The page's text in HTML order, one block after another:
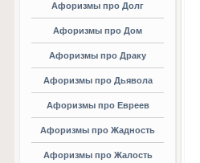
Афоризмы про Долг
Афоризмы про Дом
Афоризмы про Драку
Афоризмы про Дьявола
Афоризмы про Евреев
Афоризмы про Жадность
Афоризмы про Жалость